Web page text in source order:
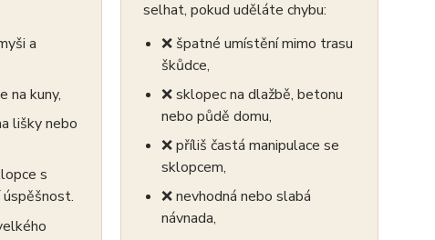
a
na kuny,
lišky nebo
s
selhat, pokud uděláte chybu:
❌ špatné umístění mimo trasu
škůdce,
❌ sklopec na dlažbě, betonu
nebo půdě domu,
❌ příliš častá manipulace se
sklopcem,
❌ nevhodná nebo slabá
návnada,